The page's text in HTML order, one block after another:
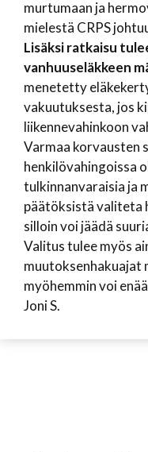
murtumaan ja
mielestä CRPS
Lisäksi ratkaisu
vanhuuseläkkeen
menetetty
vakuutuksesta, jos
liikennevahinkoon
Varmaa korvausten
henkilövahingoissa
tulkinnanvaraisia ja
päätöksistä valiteta
silloin voi jäädä
Valitus tulee myös
muutoksenhakuajat
myöhemmin voi
Joni S.